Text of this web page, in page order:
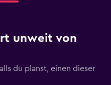
unweit von
du planst, einen dieser